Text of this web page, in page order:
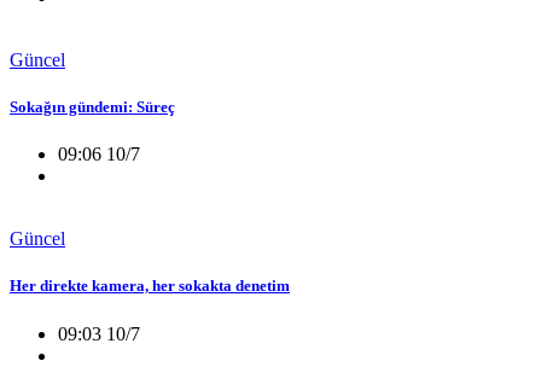
Güncel
Sokağın gündemi: Süreç
09:06 10/7
Güncel
Her direkte kamera, her sokakta denetim
09:03 10/7